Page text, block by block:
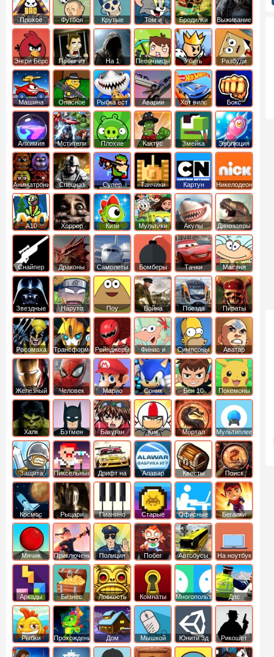
Плохое
мороженое
Футбол
головами
Крутые
Том и
джерри
Бродилки
Приключения
Выживание
Энгри Берс
Побег из
тюрьмы
На 1 Песочницы
Убить
короля
Разбуди
коробку
Машина
ест
машину
Опасное
оружие
Рыбка ест
рыбку
Аварии
машин
Хот вилс Бокс
Алхимия Мстители
Плохие
свинки
Кактус
маккой
Змейка Эволюция
Аниматроники Спецназ
Супер
бойцы
Танчики
Картун
нетворк
Никелодеон
А10 Хоррор Кизи Мультики Акулы Динозавры
Снайпер Драконы Самолеты Бомберы Тачки Масяня
Звездные
войны
Наруто Поу Война Поезда
Пираты
Карибского
Моря
Росомаха ТрансформерыРейнджеры
Самураи
Финис и
Ферб
Симпсоны
Аватар
легенда об
Аанге
Железный
человек
Человек
Паук
Марио Соник Бен 10 Покемоны
Халк Бэтмен Бакуган
Кик
Бутовский
Мортал
комбат
Мультиплеер
Защита
королевства
Пиксельные
Дрифт на
машинах
Алавар Квесты
Поиск
предметов
Космос Рыцари Пианино Старые Офисные Бегалки
Мячик Приключения Полиция Побег Автобусы На ноутбук
Аркады
Бизнес
симуляторы
Ловкость Комнаты Многопользовательские
Дпс
Рыбки Прохождение Дом Мышкой Юнити 3д Рикошет